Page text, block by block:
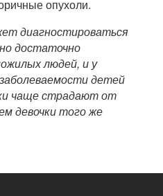
опухоли.
диагностироваться
достаточно
людей, и у
детей
чаще страдают от
девочки того же